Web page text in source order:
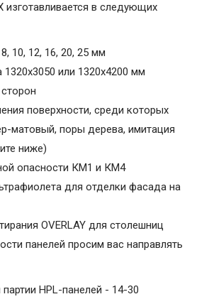
изготавливается в следующих
10, 12, 16, 20, 25 мм
или 1320х4200 мм
поверхности, среди которых
матовый, поры дерева, имитация
ниже)
опасности КМ1 и КМ4
для отделки фасада на
OVERLAY для столешниц
панелей просим вас направлять
HPL-панелей - 14-30